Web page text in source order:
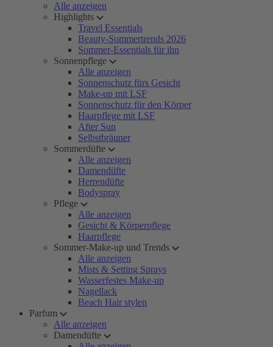
Alle anzeigen
Highlights
Travel Essentials
Beauty-Sommertrends 2026
Sommer-Essentials für ihn
Sonnenpflege
Alle anzeigen
Sonnenschutz fürs Gesicht
Make-up mit LSF
Sonnenschutz für den Körper
Haarpflege mit LSF
After Sun
Selbstbräuner
Sommerdüfte
Alle anzeigen
Damendüfte
Herrendüfte
Bodyspray
Pflege
Alle anzeigen
Gesicht & Körperpflege
Haarpflege
Sommer-Make-up und Trends
Alle anzeigen
Mists & Setting Sprays
Wasserfestes Make-up
Nagellack
Beach Hair stylen
Parfum
Alle anzeigen
Damendüfte